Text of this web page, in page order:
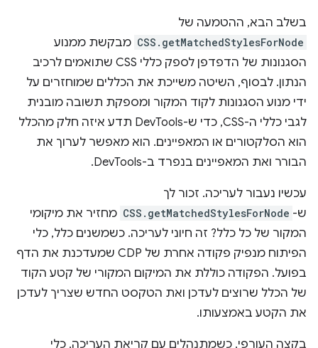
בשלב הבא, ההטמעה של
CSS.getMatchedStylesForNode מבקשת ממנוע
הסגנונות של הדפדפן לספק כללי CSS שתואמים לרכיב
הנתון. לבסוף, השיטה משייכת את הכללים שמוחזרים על
ידי מנוע הסגנונות לקוד המקור ומספקת תשובה מובנית
לגבי כללי ה-CSS, כדי ש-DevTools תדע איזה חלק מהכלל
הוא הסלקטורים או המאפיינים. הוא מאפשר לערוך את
הבורר ואת המאפיינים בנפרד ב-DevTools.
עכשיו נעבור לעריכה. זכור לך
ש- CSS.getMatchedStylesForNode מחזיר את מיקומי
המקור של כל כלל? זה חיוני לעריכה. כשמשנים כלל, כלי
הפיתוח מנפיק פקודה אחרת של CDP שמעדכנת את הדף
בפועל. הפקודה כוללת את המיקום המקורי של קטע הקוד
של הכלל שרוצים לעדכן ואת הטקסט החדש שצריך לעדכן
את הקטע באמצעותו.
בקצה העורפי, כשמתנהלים עם קריאת העריכה, כלי